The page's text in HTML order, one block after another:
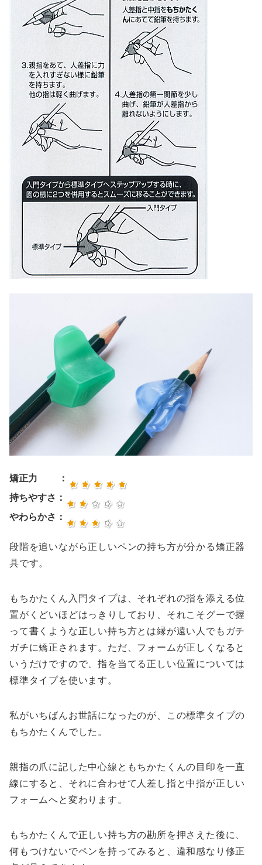
矯正力 ：
持ちやすさ：
やわらかさ：
段階を追いながら正しいペンの持ち方が分かる矯正器
具です。
もちかたくん入門タイプは、それぞれの指を添える位
置がくどいほどはっきりしており、それこそグーで握
って書くような正しい持ち方とは縁が遠い人でもガチ
ガチに矯正されます。ただ、フォームが正しくなると
いうだけですので、指を当てる正しい位置については
標準タイプを使います。
私がいちばんお世話になったのが、この標準タイプの
もちかたくんでした。
親指の爪に記した中心線ともちかたくんの目印を一直
線にすると、それに合わせて人差し指と中指が正しい
フォームへと変わります。
もちかたくんで正しい持ち方の勘所を押さえた後に、
何もつけないでペンを持ってみると、違和感なり修正